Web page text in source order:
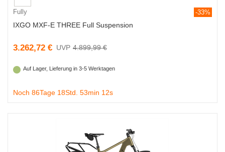
Fully -33%
IXGO MXF-E THREE Full Suspension
3.262,72 € 4.899,99 €
Auf Lager, Lieferung in 3-5 Werktagen
Noch 86Tage 18Std. 53min 11s